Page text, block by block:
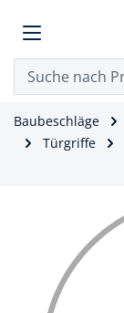
Baubeschläge
Türgriffe